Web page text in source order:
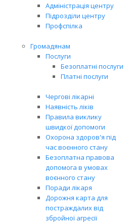
Адміністрація центру
Підрозділи центру
Профспілка
Громадянам
Послуги
Безоплатні послуги
Платні послуги
Чергові лікарні
Наявність ліків
Правила виклику
швидкої допомоги
Охорона здоров'я під
час воєнного стану
Безоплатна правова
допомога в умовах
воєнного стану
Поради лікаря
Дорожня карта для
постраждалих від
збройної агресії